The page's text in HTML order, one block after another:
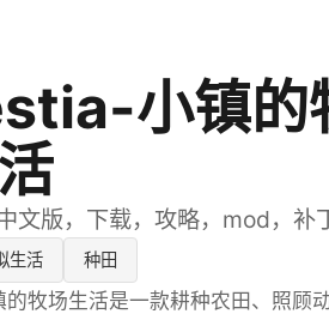
小镇的
文版，下载，攻略，mod，补
生活 种田
牧场生活是一款耕种农田、照顾